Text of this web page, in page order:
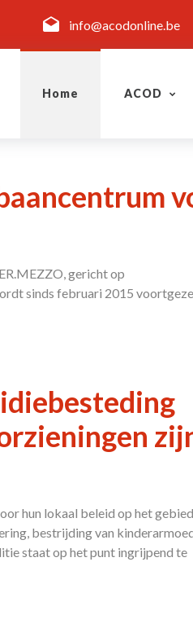
info@acodonline.be
Home ACOD
gericht op
sinds februari 2015
hun lokaal beleid op het
bestrijding van
staat op het punt ingrijpend te